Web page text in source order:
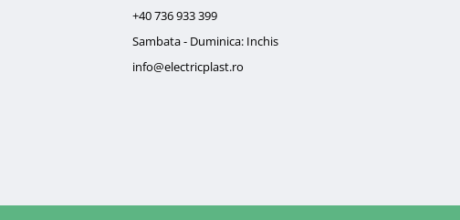
+40 736 933 399
Sambata - Duminica: Inchis
info@electricplast.ro